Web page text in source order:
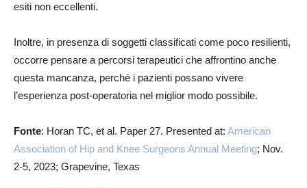
esiti non eccellenti.
Inoltre, in presenza di soggetti classificati come poco resilienti,
occorre pensare a percorsi terapeutici che affrontino anche
questa mancanza, perché i pazienti possano vivere
l’esperienza post-operatoria nel miglior modo possibile.
Fonte: Horan TC, et al. Paper 27. Presented at: American
Association of Hip and Knee Surgeons Annual Meeting; Nov.
2-5, 2023; Grapevine, Texas